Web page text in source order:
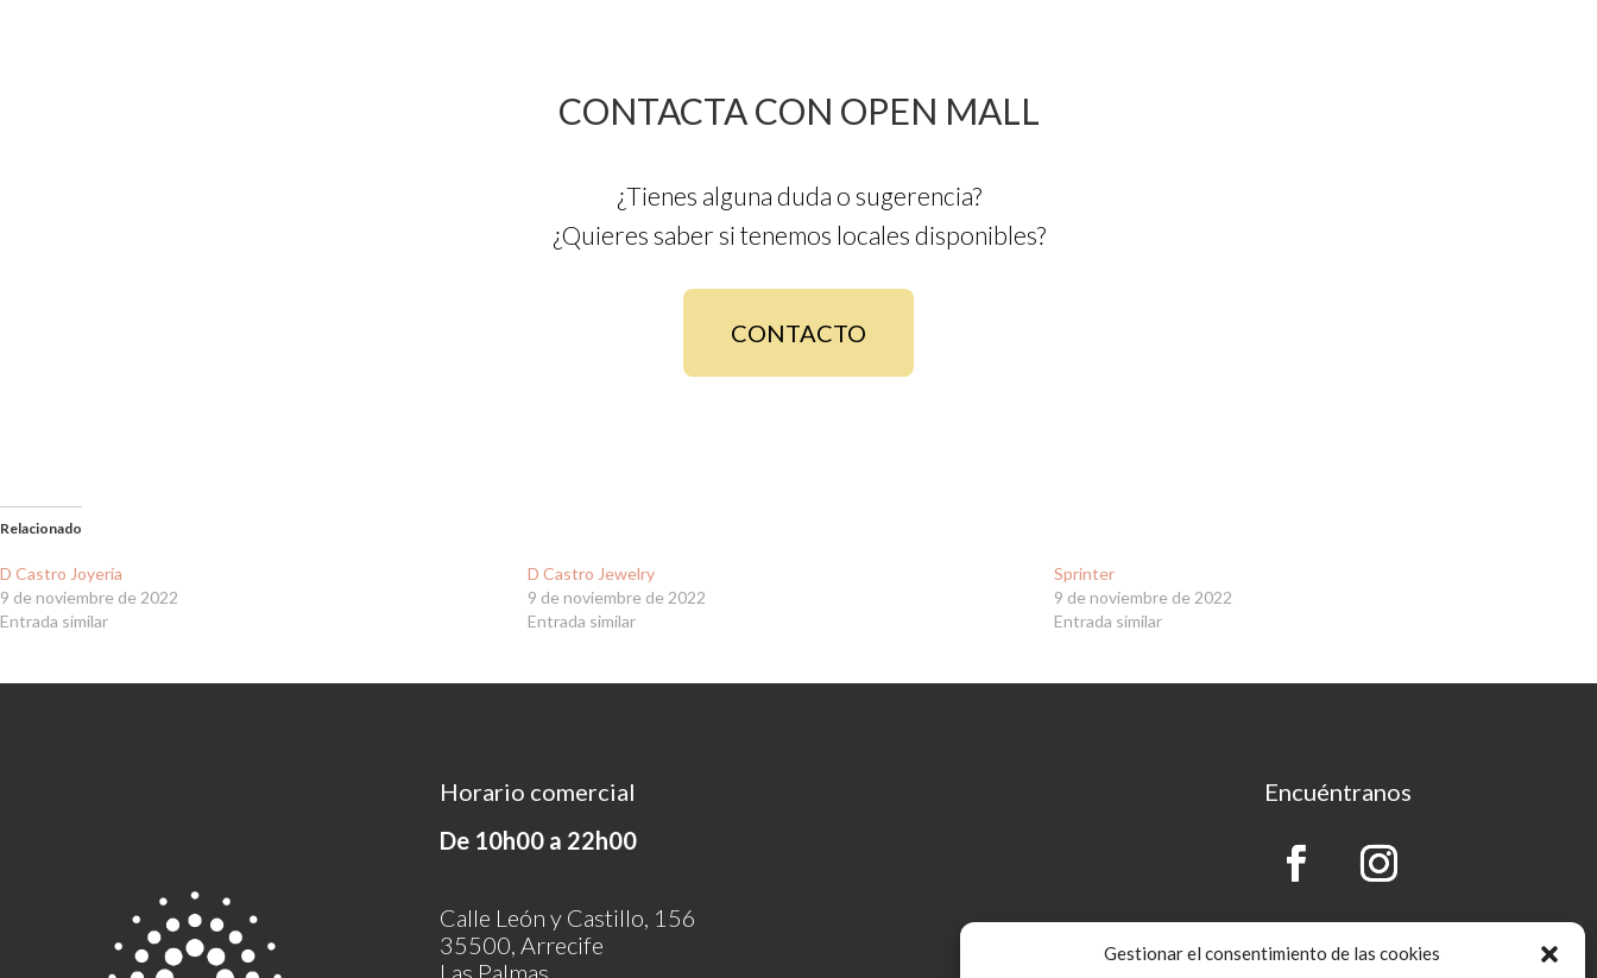
Gestionar el consentimiento de las cookies
CONTACTA CON OPEN MALL
¿Tienes alguna duda o sugerencia?
¿Quieres saber si tenemos locales disponibles?
CONTACTO
Relacionado
D Castro Joyería
9 de noviembre de 2022
Entrada similar
D Castro Jewelry
9 de noviembre de 2022
Entrada similar
Sprinter
9 de noviembre de 2022
Entrada similar
Horario comercial
De 10h00 a 22h00
Calle León y Castillo, 156
35500, Arrecife
Encuéntranos